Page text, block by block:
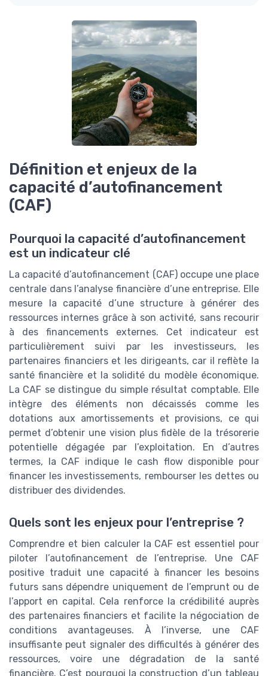
Définition et enjeux de la
capacité d’autofinancement
(CAF)
Pourquoi la capacité d’autofinancement
est un indicateur clé
La capacité d’autofinancement (CAF) occupe une place
centrale dans l’analyse financière d’une entreprise. Elle
mesure la capacité d’une structure à générer des
ressources internes grâce à son activité, sans recourir
à des financements externes. Cet indicateur est
particulièrement suivi par les investisseurs, les
partenaires financiers et les dirigeants, car il reflète la
santé financière et la solidité du modèle économique.
La CAF se distingue du simple résultat comptable. Elle
intègre des éléments non décaissés comme les
dotations aux amortissements et provisions, ce qui
permet d’obtenir une vision plus fidèle de la trésorerie
potentielle dégagée par l’exploitation. En d’autres
termes, la CAF indique le cash flow disponible pour
financer les investissements, rembourser les dettes ou
distribuer des dividendes.
Quels sont les enjeux pour l’entreprise ?
Comprendre et bien calculer la CAF est essentiel pour
piloter l’autofinancement de l’entreprise. Une CAF
positive traduit une capacité à financer les besoins
futurs sans dépendre uniquement de l’emprunt ou de
l’apport en capital. Cela renforce la crédibilité auprès
des partenaires financiers et facilite la négociation de
conditions avantageuses. À l’inverse, une CAF
insuffisante peut signaler des difficultés à générer des
ressources, voire une dégradation de la santé
financière. C’est pourquoi la construction d’un tableau